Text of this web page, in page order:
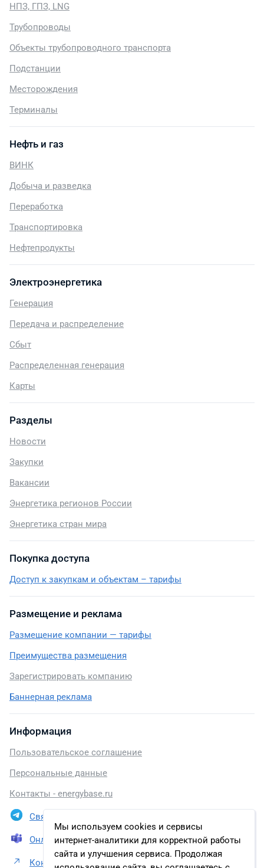
Мы используем cookies и сервисы
интернет-аналитики для корректной работы
сайта и улучшения сервиса. Продолжая
НПЗ, ГПЗ, LNG
Трубопроводы
Объекты трубопроводного транспорта
Подстанции
Месторождения
Терминалы
Нефть и газ
ВИНК
Добыча и разведка
Переработка
Транспортировка
Нефтепродукты
Электроэнергетика
Генерация
Передача и распределение
Сбыт
Распределенная генерация
Карты
Разделы
Новости
Закупки
Вакансии
Энергетика регионов России
Энергетика стран мира
Покупка доступа
Доступ к закупкам и объектам – тарифы
Размещение и реклама
Размещение компании — тарифы
Преимущества размещения
Зарегистрировать компанию
Баннерная реклама
Информация
Пользовательское соглашение
Персональные данные
Контакты - energybase.ru
Связаться в Telegram
Онлайн презентация
Контакты АО «Транснефть – Центральная Сибирь»